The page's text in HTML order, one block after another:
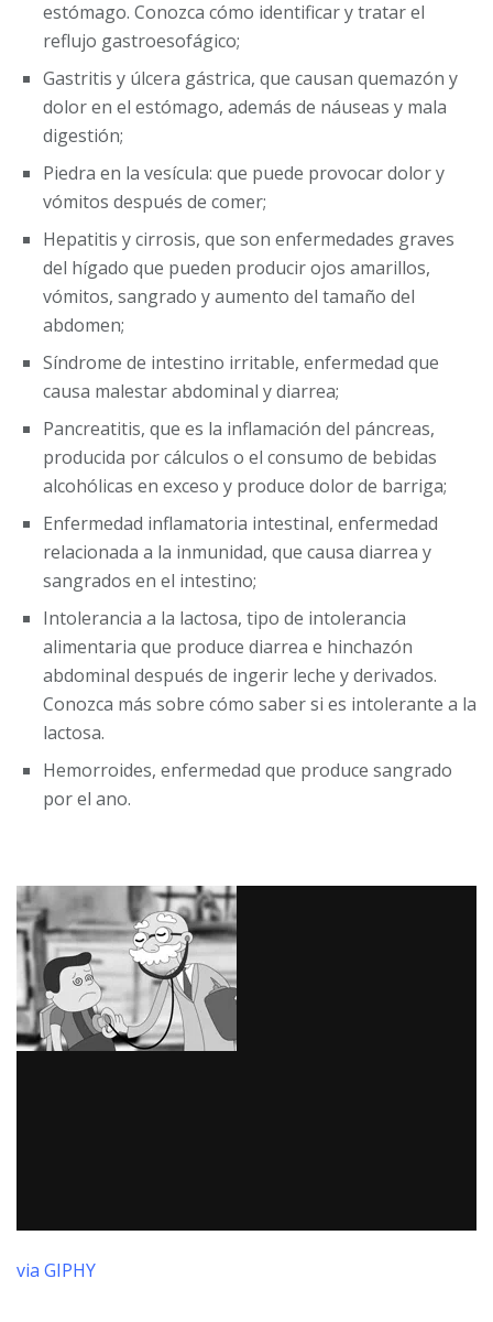
estómago. Conozca cómo identificar y tratar el
reflujo gastroesofágico;
Gastritis y úlcera gástrica, que causan quemazón y
dolor en el estómago, además de náuseas y mala
digestión;
Piedra en la vesícula: que puede provocar dolor y
vómitos después de comer;
Hepatitis y cirrosis, que son enfermedades graves
del hígado que pueden producir ojos amarillos,
vómitos, sangrado y aumento del tamaño del
abdomen;
Síndrome de intestino irritable, enfermedad que
causa malestar abdominal y diarrea;
Pancreatitis, que es la inflamación del páncreas,
producida por cálculos o el consumo de bebidas
alcohólicas en exceso y produce dolor de barriga;
Enfermedad inflamatoria intestinal, enfermedad
relacionada a la inmunidad, que causa diarrea y
sangrados en el intestino;
Intolerancia a la lactosa, tipo de intolerancia
alimentaria que produce diarrea e hinchazón
abdominal después de ingerir leche y derivados.
Conozca más sobre cómo saber si es intolerante a la
lactosa.
Hemorroides, enfermedad que produce sangrado
por el ano.
via GIPHY